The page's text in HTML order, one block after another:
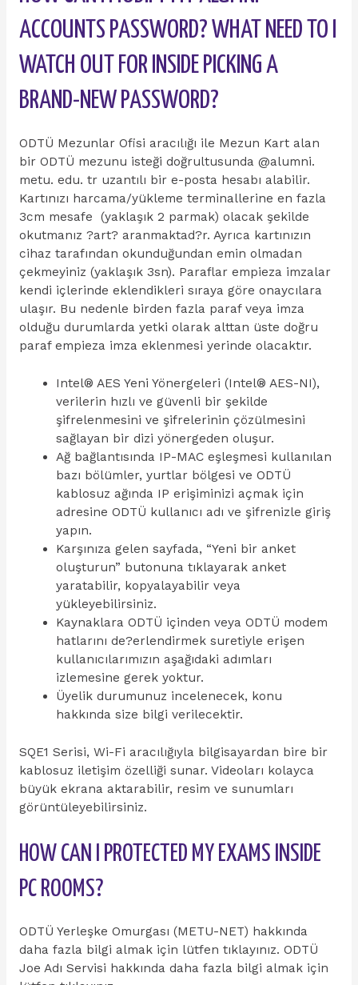
ACCOUNTS PASSWORD? WHAT NEED TO I
WATCH OUT FOR INSIDE PICKING A
BRAND-NEW PASSWORD?
ODTÜ Mezunlar Ofisi aracılığı ile Mezun Kart alan
bir ODTÜ mezunu isteği doğrultusunda @alumni.
metu. edu. tr uzantılı bir e-posta hesabı alabilir.
Kartınızı harcama/yükleme terminallerine en fazla
3cm mesafe (yaklaşık 2 parmak) olacak şekilde
okutmanız ?art? aranmaktad?r. Ayrıca kartınızın
cihaz tarafından okunduğundan emin olmadan
çekmeyiniz (yaklaşık 3sn). Paraflar empieza imzalar
kendi içlerinde eklendikleri sıraya göre onaycılara
ulaşır. Bu nedenle birden fazla paraf veya imza
olduğu durumlarda yetki olarak alttan üste doğru
paraf empieza imza eklenmesi yerinde olacaktır.
Intel® AES Yeni Yönergeleri (Intel® AES-NI),
verilerin hızlı ve güvenli bir şekilde
şifrelenmesini ve şifrelerinin çözülmesini
sağlayan bir dizi yönergeden oluşur.
Ağ bağlantısında IP-MAC eşleşmesi kullanılan
bazı bölümler, yurtlar bölgesi ve ODTÜ
kablosuz ağında IP erişiminizi açmak için
adresine ODTÜ kullanıcı adı ve şifrenizle giriş
yapın.
Karşınıza gelen sayfada, “Yeni bir anket
oluşturun” butonuna tıklayarak anket
yaratabilir, kopyalayabilir veya
yükleyebilirsiniz.
Kaynaklara ODTÜ içinden veya ODTÜ modem
hatlarını de?erlendirmek suretiyle erişen
kullanıcılarımızın aşağıdaki adımları
izlemesine gerek yoktur.
Üyelik durumunuz incelenecek, konu
hakkında size bilgi verilecektir.
SQE1 Serisi, Wi-Fi aracılığıyla bilgisayardan bire bir
kablosuz iletişim özelliği sunar. Videoları kolayca
büyük ekrana aktarabilir, resim ve sunumları
görüntüleyebilirsiniz.
HOW CAN I PROTECTED MY EXAMS INSIDE
PC ROOMS?
ODTÜ Yerleşke Omurgası (METU-NET) hakkında
daha fazla bilgi almak için lütfen tıklayınız. ODTÜ
Joe Adı Servisi hakkında daha fazla bilgi almak için